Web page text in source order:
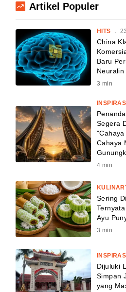
Artikel Populer
HITS
China
Baru
Neuralin
3 min
Segera
Cahaya
4 min
Sering
Ayu
3 min
Dijuluki
Simpan
yang